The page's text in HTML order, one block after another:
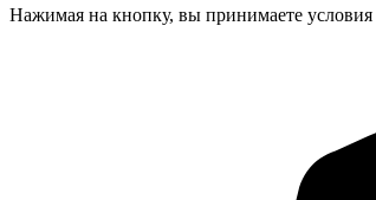
Нажимая на кнопку, вы принимаете условия